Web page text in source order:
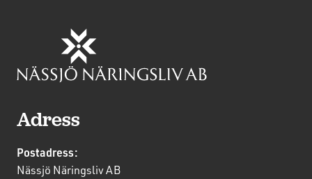
Adress
Postadress:
Nässjö Näringsliv AB